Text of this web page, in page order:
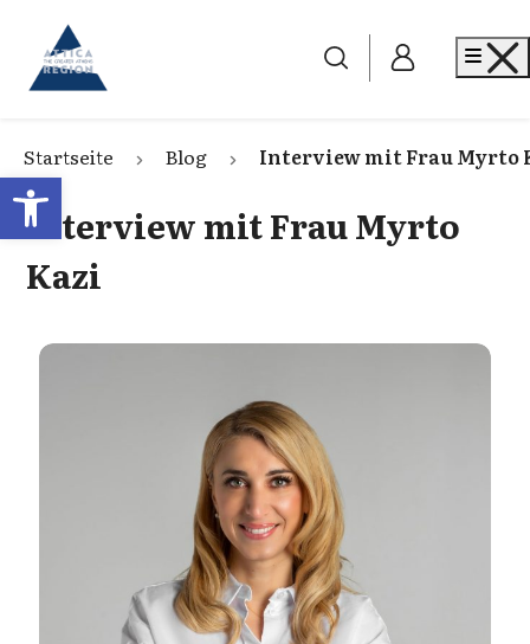
Open toolbar
Go to home
Startseite Blog Interview mit Frau Myrto
Interview mit Frau Myrto
Kazi